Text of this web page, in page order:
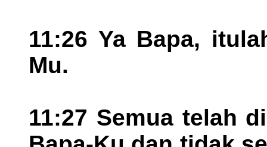
11:26 Ya Bapa,
Mu.
11:27 Semua telah